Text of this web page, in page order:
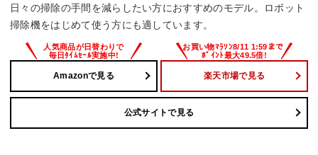
日々の掃除の手間を減らしたい方におすすめのモデル。ロボット
掃除機をはじめて使う方にも適しています。
Amazonで見る 楽天市場で見る
公式サイトで見る